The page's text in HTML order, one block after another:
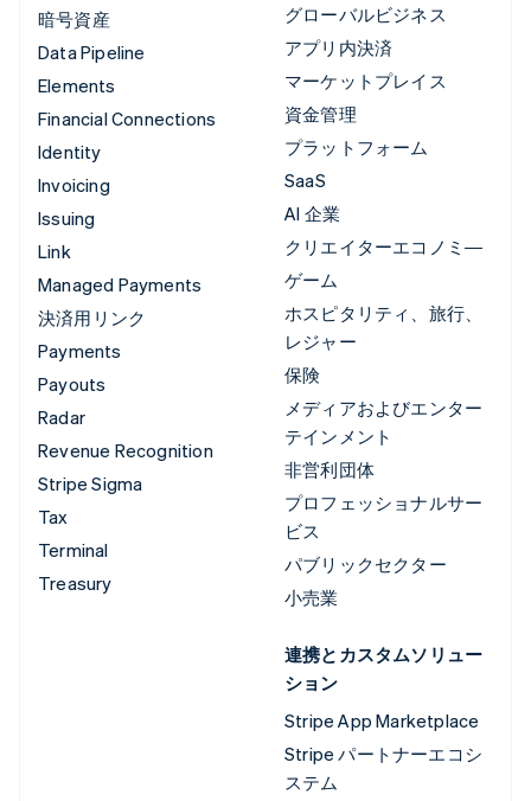
暗号資産
Data Pipeline
Elements
Financial Connections
Identity
Invoicing
Issuing
Link
Managed Payments
決済用リンク
Payments
Payouts
Radar
Revenue Recognition
Stripe Sigma
Tax
Terminal
Treasury
グローバルビジネス
アプリ内決済
マーケットプレイス
資金管理
プラットフォーム
SaaS
AI 企業
クリエイターエコノミ―
ゲーム
ホスピタリティ、旅行、
レジャー
保険
メディアおよびエンター
テインメント
非営利団体
プロフェッショナルサー
ビス
パブリックセクター
小売業
連携とカスタムソリュー
ション
Stripe App Marketplace
Stripe パートナーエコシ
ステム